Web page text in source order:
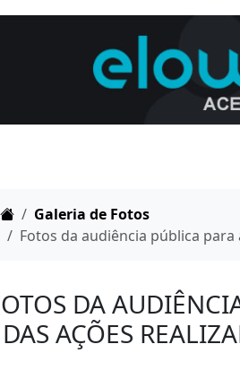
HomeGaleria de Fotos
Fotos da audiência pública
DA
DAS AÇÕES